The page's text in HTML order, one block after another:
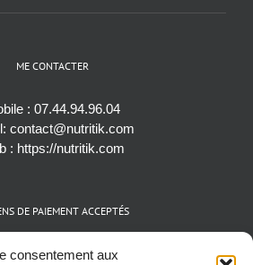
consentement aux
ME CONTACTER
: 07.44.94.96.04
contact@nutritik.com
: https://nutritik.com
DE PAIEMENT ACCEPTÉS
Espèces (EUR)